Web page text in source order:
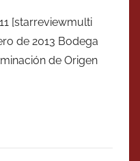
[starreviewmulti
de 2013 Bodega
de Origen